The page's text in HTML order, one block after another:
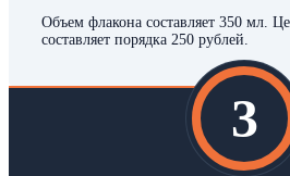
Объем флакона составляет 350 мл.
составляет порядка 250 рублей.
3